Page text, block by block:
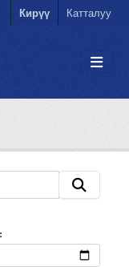
Кирүү Катталуу